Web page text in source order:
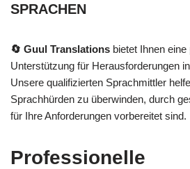
SPRACHEN
🔄 Guul Translations bietet Ihnen
Unterstützung für Herausforderungen
Unsere qualifizierten Sprachmittler
Sprachhürden zu überwinden, durch
für Ihre Anforderungen vorbereitet sind.
Professionelle